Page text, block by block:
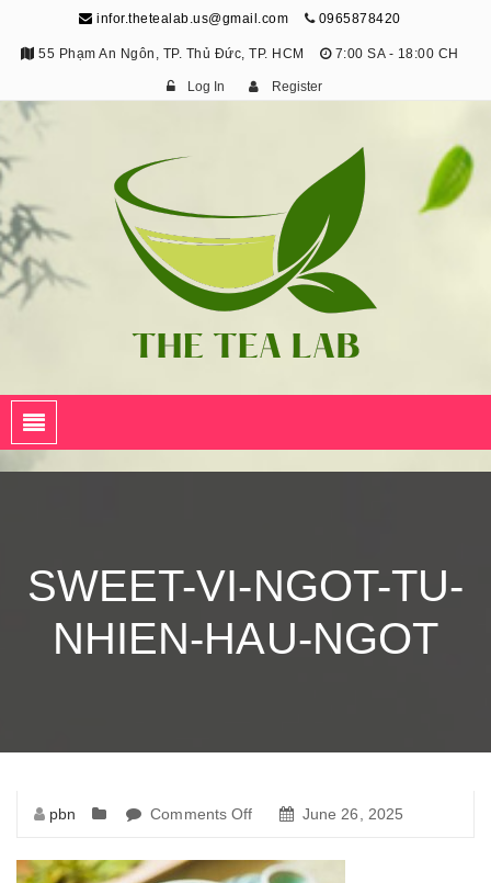
infor.thetealab.us@gmail.com 0965878420
55 Phạm An Ngôn, TP. Thủ Đức, TP. HCM 7:00 SA - 18:00 CH
Log In Register
SWEET-VI-NGOT-TU-
NHIEN-HAU-NGOT
pbn Comments Off
vi-
June 26, 2025